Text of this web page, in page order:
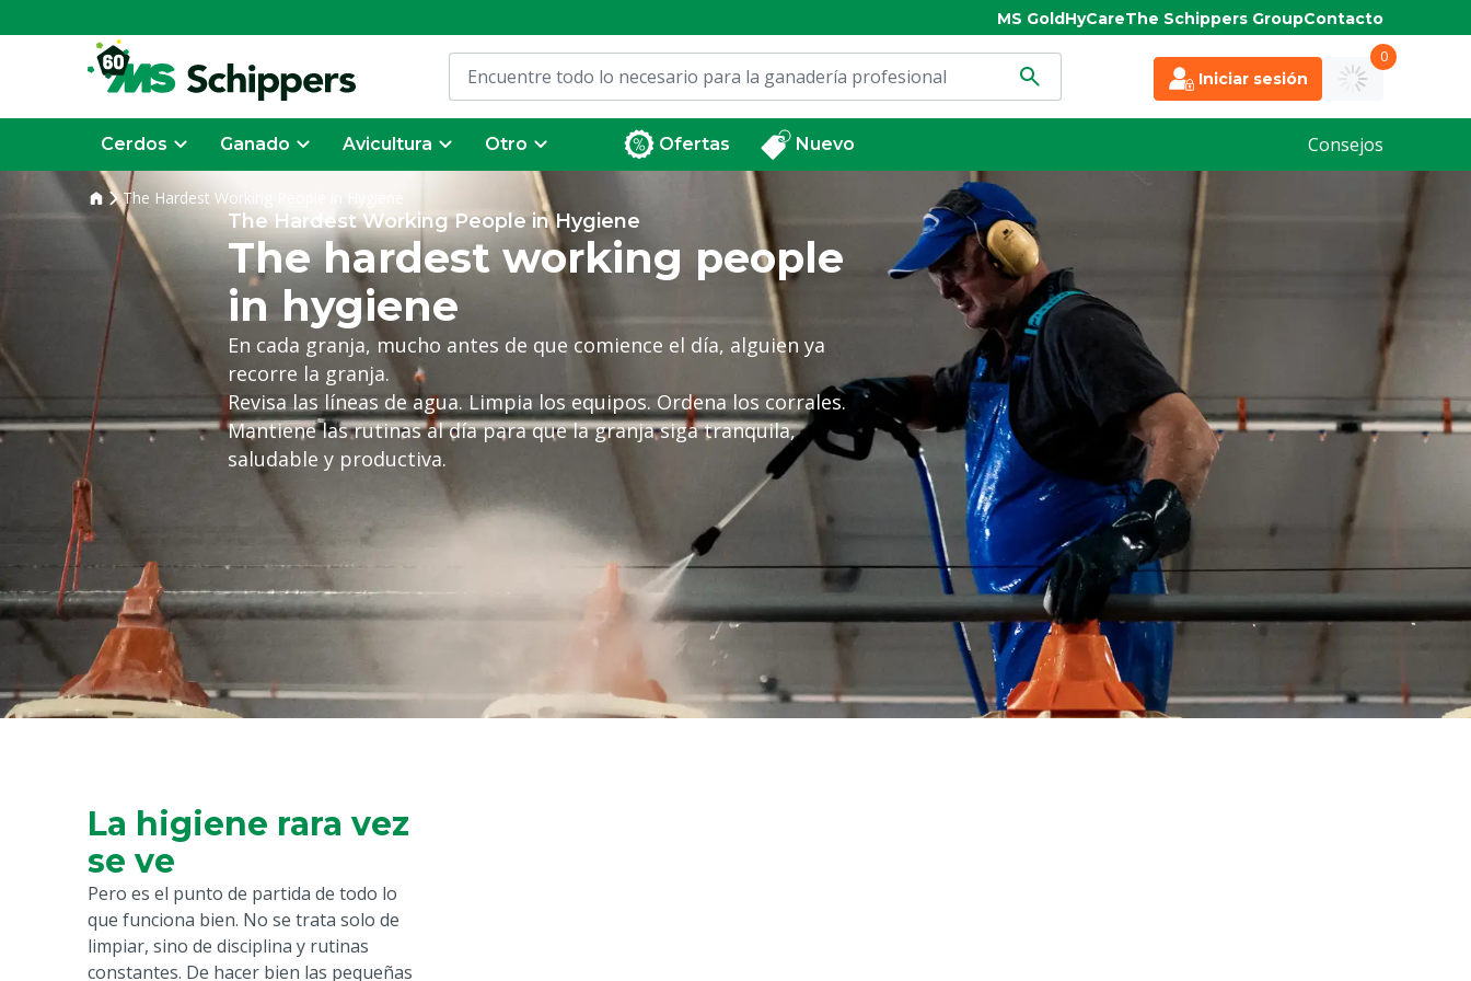
MS GoldHyCareThe Schippers GroupContacto
Iniciar sesión
0
Cerdos Ganado Avicultura Otro Ofertas Nuevo Consejos
The Hardest Working People in Hygiene
The Hardest Working People in Hygiene
The hardest working people
in hygiene
En cada granja, mucho antes de que comience el día, alguien ya
recorre la granja.
Revisa las líneas de agua. Limpia los equipos. Ordena los corrales.
Mantiene las rutinas al día para que la granja siga tranquila,
saludable y productiva.
La higiene rara vez
se ve
Pero es el punto de partida de todo lo
que funciona bien. No se trata solo de
limpiar, sino de disciplina y rutinas
constantes. De hacer bien las pequeñas